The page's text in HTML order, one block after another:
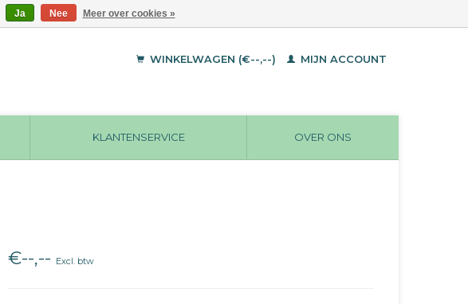
WINKELWAGEN (€--,--) MIJN ACCOUNT
KLANTENSERVICE OVER ONS
€--,-- Excl. btw
Ja Nee Meer over cookies »